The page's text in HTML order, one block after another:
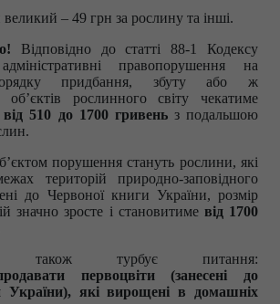
великий – 49 грн за рослину та інші.
Відповідно до статті 88-1 Кодексу
правопорушення на
придбання, збуту або ж
об’єктів рослинного світу чекатиме
від 510 до 1700 гривеньз подальшою
порушення стануть рослини, які
територій природно-заповідного
до Червоної книги України, розмір
значно зросте і становитиме від 1700
також турбує питання:
первоцвіти (занесені до
України), які вирощені в домашніх